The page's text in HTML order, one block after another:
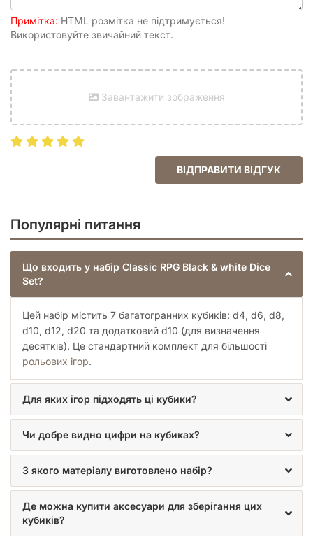
Примітка: HTML розмітка не підтримується!
Використовуйте звичайний текст.
Завантажити зображення
ВІДПРАВИТИ ВІДГУК
Популярні питання
Що входить у набір Classic RPG Black & white Dice
Set?
Цей набір містить 7 багатогранних кубиків: d4, d6, d8,
d10, d12, d20 та додатковий d10 (для визначення
десятків). Це стандартний комплект для більшості
рольових ігор.
Для яких ігор підходять ці кубики?
Чи добре видно цифри на кубиках?
З якого матеріалу виготовлено набір?
Де можна купити аксесуари для зберігання цих
кубиків?